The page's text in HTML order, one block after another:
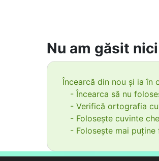
Nu am găsit
Încearcă din nou și ia în
- Încearca să nu
- Verifică ortografia
- Folosește cuvinte
- Folosește mai puține